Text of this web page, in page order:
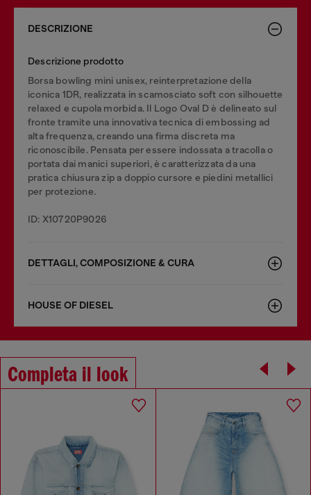
DESCRIZIONE
Descrizione prodotto
Borsa bowling mini unisex, reinterpretazione della
iconica 1DR, realizzata in scamosciato soft con silhouette
relaxed e cupola morbida. Il Logo Oval D è delineato sul
fronte tramite una innovativa tecnica di embossing ad
alta frequenza, creando una firma discreta ma
riconoscibile. Pensata per essere indossata a tracolla o
portata dai manici superiori, è caratterizzata da una
pratica chiusura zip a doppio cursore e piedini metallici
per protezione.
ID: X10720P9026
DETTAGLI, COMPOSIZIONE & CURA
HOUSE OF DIESEL
Completa il look